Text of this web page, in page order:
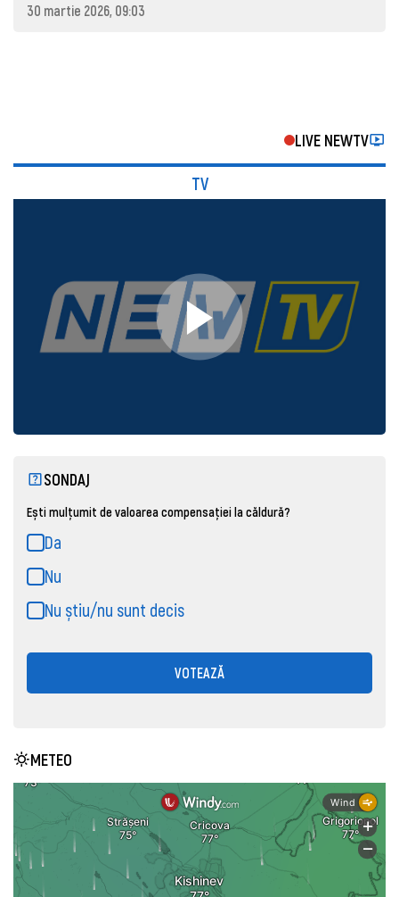
30 martie 2026, 09:03
LIVE NEWTV
TV
SONDAJ
Ești mulțumit de valoarea compensației la căldură?
Da
Nu
Nu știu/nu sunt decis
VOTEAZĂ
METEO